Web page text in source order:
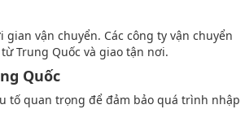
vận chuyển. Các công ty vận chuyển
Trung Quốc và giao tận nơi.
Quốc
tố quan trọng để đảm bảo quá trình nhập